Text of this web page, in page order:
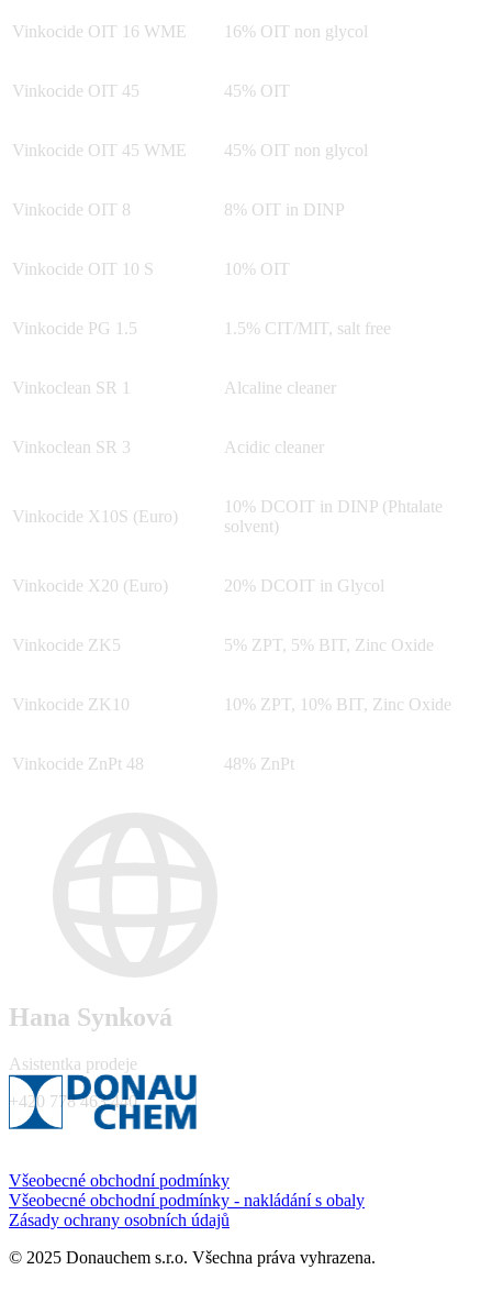
Vinkocide OIT 16 WME 16% OIT non glycol
Vinkocide OIT 45 45% OIT
Vinkocide OIT 45 WME 45% OIT non glycol
Vinkocide OIT 8 8% OIT in DINP
Vinkocide OIT 10 S 10% OIT
Vinkocide PG 1.5 1.5% CIT/MIT, salt free
Vinkoclean SR 1 Alcaline cleaner
Vinkoclean SR 3 Acidic cleaner
Vinkocide X10S (Euro)
10% DCOIT in DINP (Phtalate
solvent)
Vinkocide X20 (Euro) 20% DCOIT in Glycol
Vinkocide ZK5 5% ZPT, 5% BIT, Zinc Oxide
Vinkocide ZK10 10% ZPT, 10% BIT, Zinc Oxide
Vinkocide ZnPt 48 48% ZnPt
Hana Synková
Asistentka prodeje
+420 778 463 440
Všeobecné obchodní podmínky
Všeobecné obchodní podmínky - nakládání s obaly
Zásady ochrany osobních údajů
© 2025 Donauchem s.r.o. Všechna práva vyhrazena.